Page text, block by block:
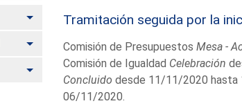
Alternar
Alternar
Alternar
Tramitación seguida por la
Comisión de Presupuestos Mesa -
Comisión de Igualdad Celebración
Concluido desde 11/11/2020 hasta
06/11/2020.